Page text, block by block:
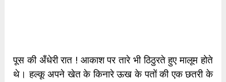
पूस की अँधेरी रात ! आकाश पर तारे भी ठिठुरते हुए मालूम होते
थे। हल्कू अपने खेत के किनारे ऊख के पतों की एक छतरी के